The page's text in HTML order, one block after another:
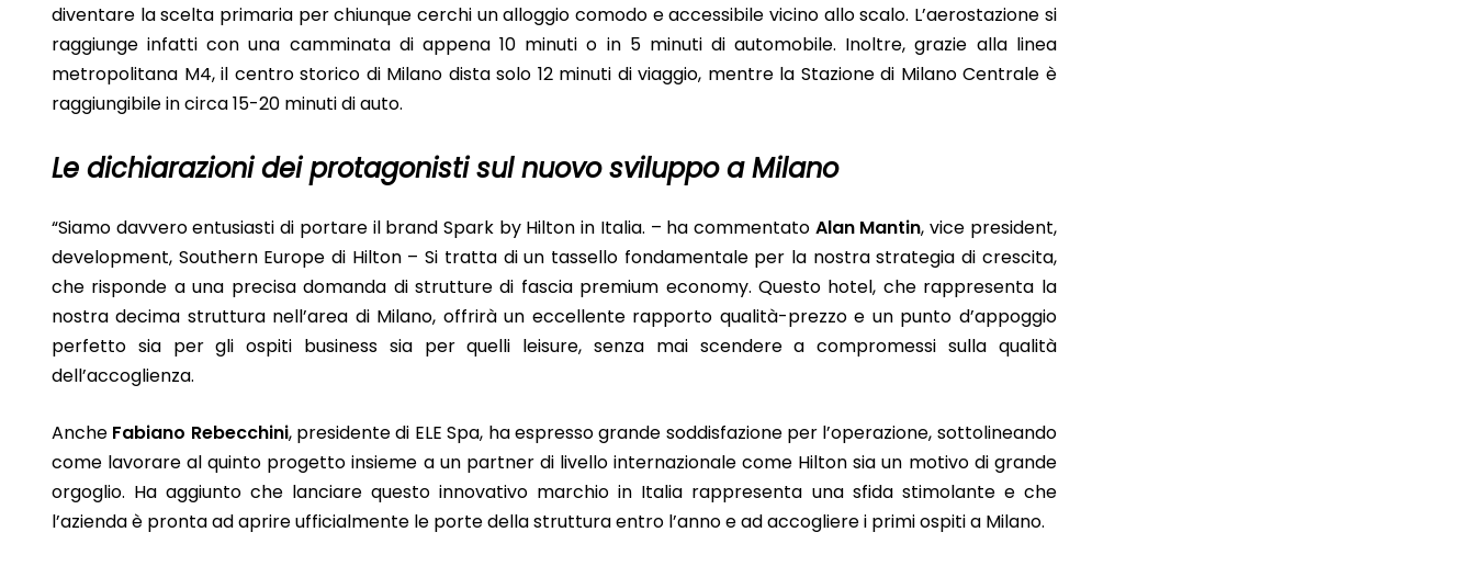
diventare la scelta primaria per chiunque cerchi un alloggio comodo e accessibile vicino allo scalo. L’aerostazione si
raggiunge infatti con una camminata di appena 10 minuti o in 5 minuti di automobile. Inoltre, grazie alla linea
metropolitana M4, il centro storico di Milano dista solo 12 minuti di viaggio, mentre la Stazione di Milano Centrale è
raggiungibile in circa 15-20 minuti di auto.
Le dichiarazioni dei protagonisti sul nuovo sviluppo a Milano
“Siamo davvero entusiasti di portare il brand Spark by Hilton in Italia. – ha commentatoAlan Mantin, vice president,
development, Southern Europe di Hilton – Si tratta di un tassello fondamentale per la nostra strategia di crescita,
che risponde a una precisa domanda di strutture di fascia premium economy. Questo hotel, che rappresenta la
nostra decima struttura nell’area di Milano, offrirà un eccellente rapporto qualità-prezzo e un punto d’appoggio
perfetto sia per gli ospiti business sia per quelli leisure, senza mai scendere a compromessi sulla qualità
dell’accoglienza.
Anche Fabiano Rebecchini, presidente di ELE Spa, ha espresso grande soddisfazione per l’operazione, sottolineando
come lavorare al quinto progetto insieme a un partner di livello internazionale come Hilton sia un motivo di grande
orgoglio. Ha aggiunto che lanciare questo innovativo marchio in Italia rappresenta una sfida stimolante e che
l’azienda è pronta ad aprire ufficialmente le porte della struttura entro l’anno e ad accogliere i primi ospiti a Milano.